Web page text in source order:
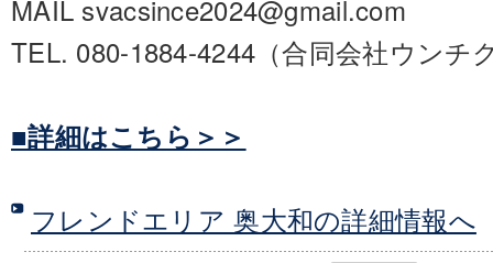
MAIL svacsince2024@gmail.com
TEL. 080-1884-4244（合同会社ウンチ
■詳細はこちら＞＞
フレンドエリア 奥大和の詳細情報へ